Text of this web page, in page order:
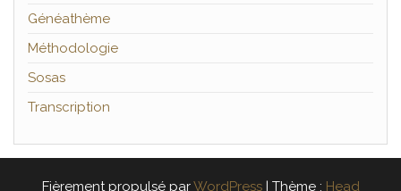
Généathème
Méthodologie
Sosas
Transcription
Fièrement propulsé parWordPress | Thème : Head